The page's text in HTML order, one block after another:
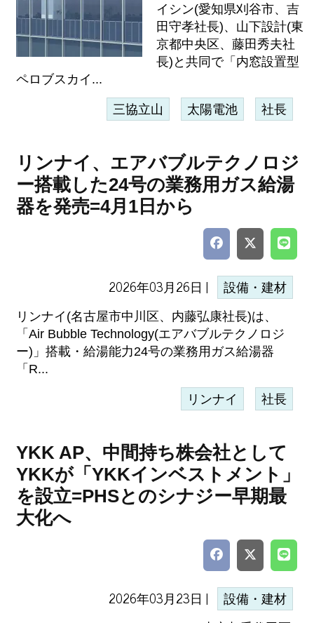
イシン(愛知県刈谷市、吉
田守孝社長)、山下設計(東
京都中央区、藤田秀夫社
長)と共同で「内窓設置型
ペロブスカイ...
三協立山 太陽電池 社長
リンナイ、エアバブルテクノロジ
ー搭載した24号の業務用ガス給湯
器を発売=4月1日から
2026年03月26日 | 設備・建材
リンナイ(名古屋市中川区、内藤弘康社長)は、
「Air Bubble Technology(エアバブルテクノロジ
ー)」搭載・給湯能力24号の業務用ガス給湯器
「R...
リンナイ 社長
YKK AP、中間持ち株会社として
YKKが「YKKインベストメント」
を設立=PHSとのシナジー早期最
大化へ
2026年03月23日 | 設備・建材